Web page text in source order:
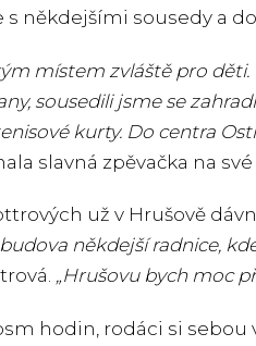
někdejšími sousedy a
místem zvláště pro
sousedili jsme se
kurty. Do centra
slavná zpěvačka na své
už v Hrušově
někdejší radnice,
„Hrušovu bych moc
hodin, rodáci si